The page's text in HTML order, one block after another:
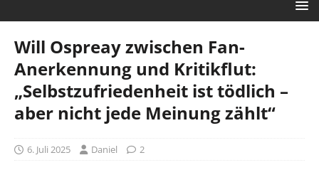
Will Ospreay zwischen Fan-
Anerkennung und Kritikflut:
„Selbstzufriedenheit ist tödlich –
aber nicht jede Meinung zählt“
6. Juli 2025 Daniel 2